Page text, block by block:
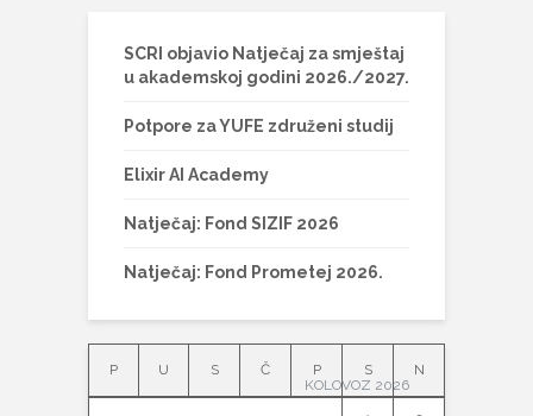
SCRI objavio Natječaj za smještaj
u akademskoj godini 2026./2027.
Potpore za YUFE združeni studij
Elixir AI Academy
Natječaj: Fond SIZIF 2026
Natječaj: Fond Prometej 2026.
KOLOVOZ 2026
P U S Č P S N